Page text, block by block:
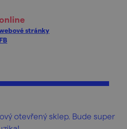
stránky
FB
otevřený sklep. Bude super